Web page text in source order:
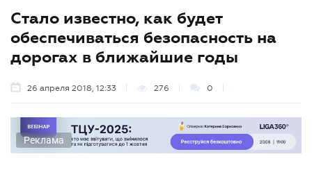
Стало известно, как будет
обеспечиваться безопасность на
дорогах в ближайшие годы
26 апреля 2018, 12:33 276 0
Реклама